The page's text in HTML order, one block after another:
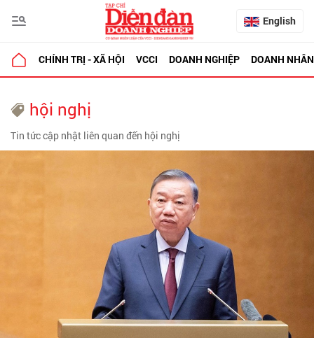
English
CHÍNH TRỊ - XÃ HỘI VCCI DOANH NGHIỆP DOANH NHÂN
hội nghị
Tin tức cập nhật liên quan đến hội nghị